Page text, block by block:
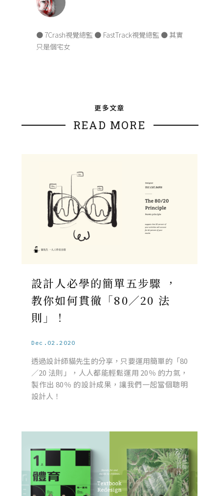
● 7Crash視覺總監 ● FastTrack視覺總監 ● 其實
只是個宅女
更多文章
READ MORE
設計人必學的簡單五步驟 ，
教你如何貫徹「80／20 法
則」！
Dec.02.2020
透過設計師貓先生的分享，只要運用簡單的「80
／20 法則」，人人都能輕鬆運用 20％ 的力氣，
製作出 80％ 的設計成果，讓我們一起當個聰明
設計人！